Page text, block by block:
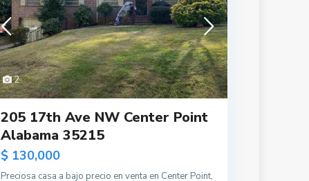
2
205 17th Ave NW Center Point
Alabama 35215
$ 130,000
Preciosa casa a bajo precio en venta en Center Point,